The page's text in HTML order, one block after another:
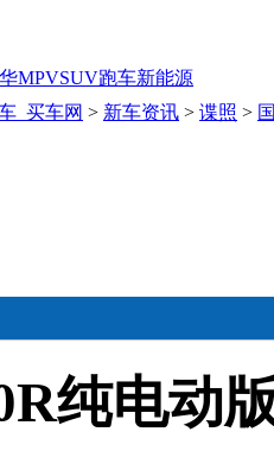
MPVSUV跑车新能源
_买车网 > 新车资讯 > 谍照 >
纯电动